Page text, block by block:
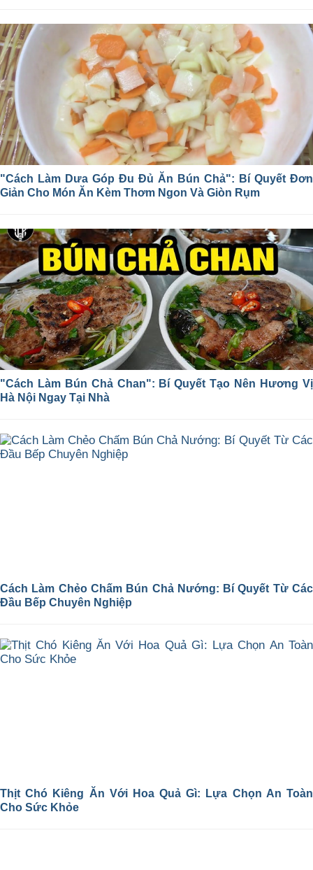
"Cách Làm Dưa Góp Đu Đủ Ăn Bún Chả": Bí Quyết Đơn
Giản Cho Món Ăn Kèm Thơm Ngon Và Giòn Rụm
"Cách Làm Bún Chả Chan": Bí Quyết Tạo Nên Hương Vị
Hà Nội Ngay Tại Nhà
Cách Làm Chẻo Chấm Bún Chả Nướng: Bí Quyết Từ Các
Đầu Bếp Chuyên Nghiệp
Thịt Chó Kiêng Ăn Với Hoa Quả Gì: Lựa Chọn An Toàn
Cho Sức Khỏe